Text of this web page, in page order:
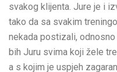
svakog klijenta. Jure je i
tako da sa svakim
nekada postizali,
bih Juru svima koji žele
a s kojim je uspjeh